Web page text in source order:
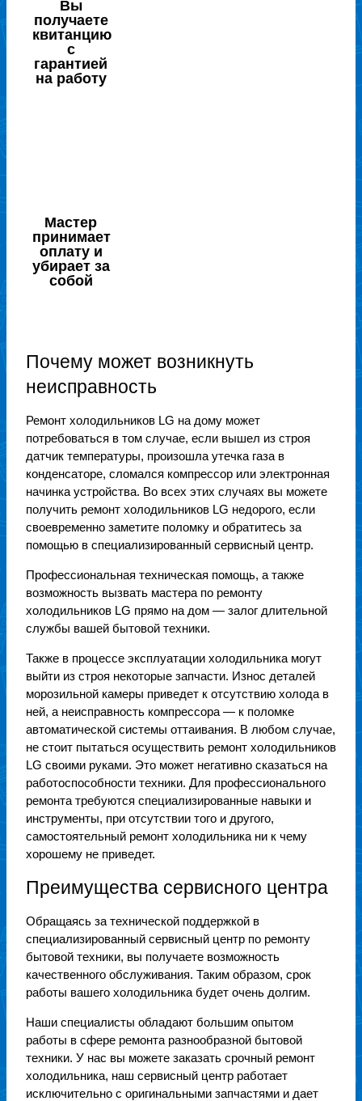
Вы
получаете
квитанцию
с
гарантией
на работу
Мастер
принимает
оплату и
убирает за
собой
Почему может возникнуть
неисправность
Ремонт холодильников LG на дому может
потребоваться в том случае, если вышел из строя
датчик температуры, произошла утечка газа в
конденсаторе, сломался компрессор или электронная
начинка устройства. Во всех этих случаях вы можете
получить ремонт холодильников LG недорого, если
своевременно заметите поломку и обратитесь за
помощью в специализированный сервисный центр.
Профессиональная техническая помощь, а также
возможность вызвать мастера по ремонту
холодильников LG прямо на дом — залог длительной
службы вашей бытовой техники.
Также в процессе эксплуатации холодильника могут
выйти из строя некоторые запчасти. Износ деталей
морозильной камеры приведет к отсутствию холода в
ней, а неисправность компрессора — к поломке
автоматической системы оттаивания. В любом случае,
не стоит пытаться осуществить ремонт холодильников
LG своими руками. Это может негативно сказаться на
работоспособности техники. Для профессионального
ремонта требуются специализированные навыки и
инструменты, при отсутствии того и другого,
самостоятельный ремонт холодильника ни к чему
хорошему не приведет.
Преимущества сервисного центра
Обращаясь за технической поддержкой в
специализированный сервисный центр по ремонту
бытовой техники, вы получаете возможность
качественного обслуживания. Таким образом, срок
работы вашего холодильника будет очень долгим.
Наши специалисты обладают большим опытом
работы в сфере ремонта разнообразной бытовой
техники. У нас вы можете заказать срочный ремонт
холодильника, наш сервисный центр работает
исключительно с оригинальными запчастями и дает